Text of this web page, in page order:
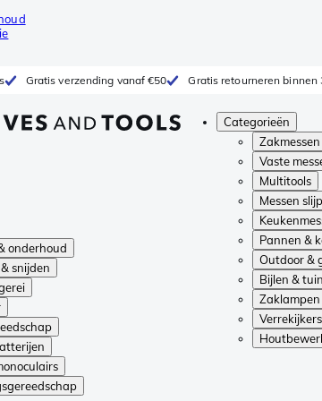
Gratis verzending vanaf €50 Gratis retourneren binnen
Categorieën
Zakmessen
Vaste
Multitools
Messen
Pannen &
Outdoor &
Bijlen &
onderhoud
snijden